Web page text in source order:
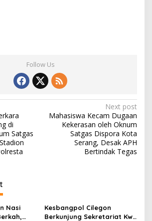
Follow Us
di
Satgas
Next post
Mahasiswa Kecam Dugaan
Kekerasan oleh Oknum
Satgas Dispora Kota
Serang, Desak APH
Bertindak Tegas
Nasi
Kesbangpol Cilegon
Berkunjung Sekretariat Kwri